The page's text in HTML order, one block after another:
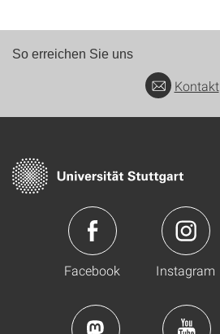
So erreichen Sie uns
Kontakt
Facebook Instagram